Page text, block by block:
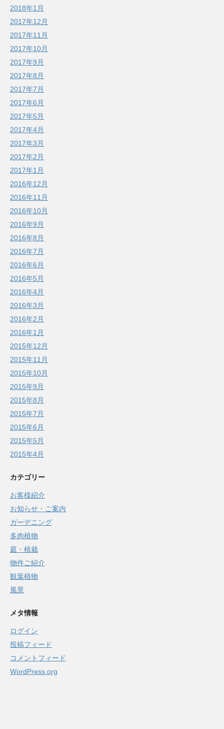
2018年1月
2017年12月
2017年11月
2017年10月
2017年9月
2017年8月
2017年7月
2017年6月
2017年5月
2017年4月
2017年3月
2017年2月
2017年1月
2016年12月
2016年11月
2016年10月
2016年9月
2016年8月
2016年7月
2016年6月
2016年5月
2016年4月
2016年3月
2016年2月
2016年1月
2015年12月
2015年11月
2015年10月
2015年9月
2015年8月
2015年7月
2015年6月
2015年5月
2015年4月
カテゴリー
お客様紹介
お知らせ・ご案内
ガーデニング
多肉植物
庭・植栽
物件ご紹介
観葉植物
風景
メタ情報
ログイン
投稿フィード
コメントフィード
WordPress.org